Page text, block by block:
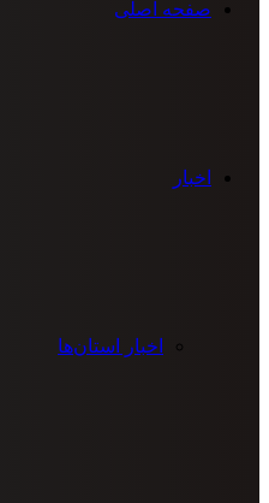
صفحه اصلی
اخبار
اخبار استان‌ها